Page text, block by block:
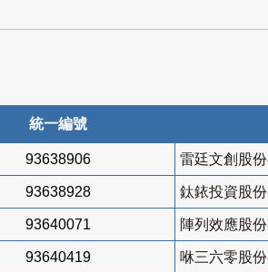
統一編號
93638906 雷廷文創股
93638928 鈦銥投資股
93640071 陣列效應股
93640419 咻三六零股